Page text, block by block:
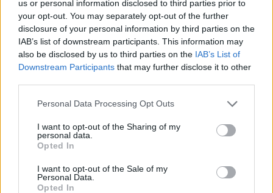
us or personal information disclosed to third parties prior to
your opt-out. You may separately opt-out of the further
disclosure of your personal information by third parties on the
IAB’s list of downstream participants. This information may
also be disclosed by us to third parties on the IAB’s List of
Downstream Participants that may further disclose it to other
Personal Data Processing Opt Outs
I want to opt-out of the Sharing of my
personal data.
Opted In
I want to opt-out of the Sale of my
Personal Data.
Opted In
muchas gracias de antemano
Responder